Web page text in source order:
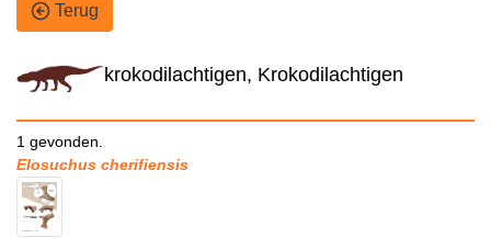
Terug
krokodilachtigen, Krokodilachtigen
1 gevonden.
Elosuchus cherifiensis